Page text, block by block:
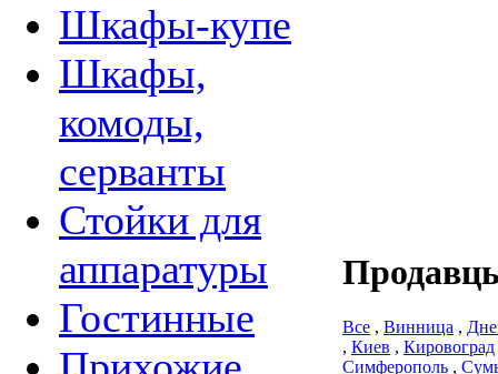
Шкафы-купе
Шкафы,
комоды,
серванты
Стойки для
аппаратуры
Гостинные
Все , Винница ,
, Киев , Кировоград
Симферополь ,